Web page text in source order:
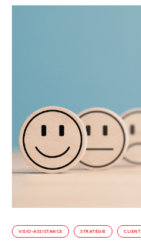
VISIO-ASSISTANCE STRATÉGIE CLIENT